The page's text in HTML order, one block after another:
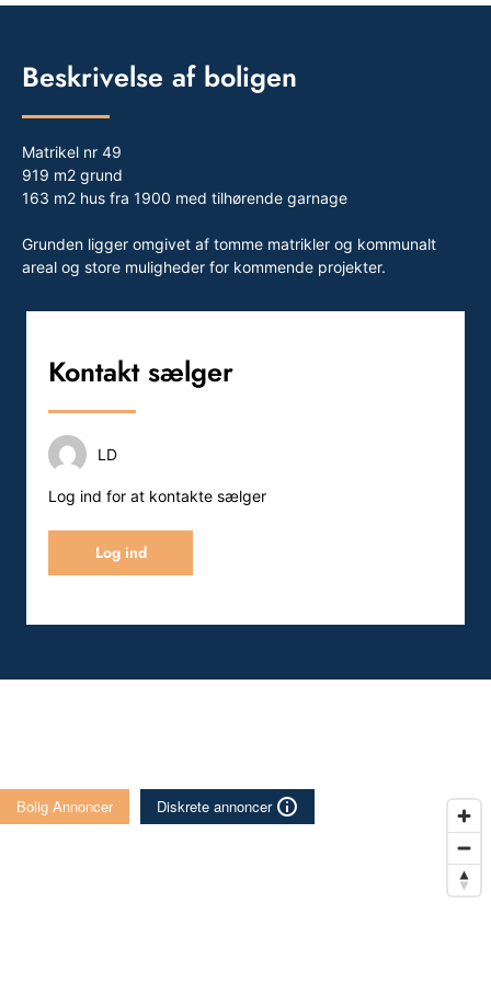
Beskrivelse af boligen
Matrikel nr 49
919 m2 grund
163 m2 hus fra 1900 med tilhørende garnage
Grunden ligger omgivet af tomme matrikler og kommunalt
areal og store muligheder for kommende projekter.
Kontakt sælger
LD
Log ind for at kontakte sælger
Log ind
Bolig Annoncer Diskrete annoncer